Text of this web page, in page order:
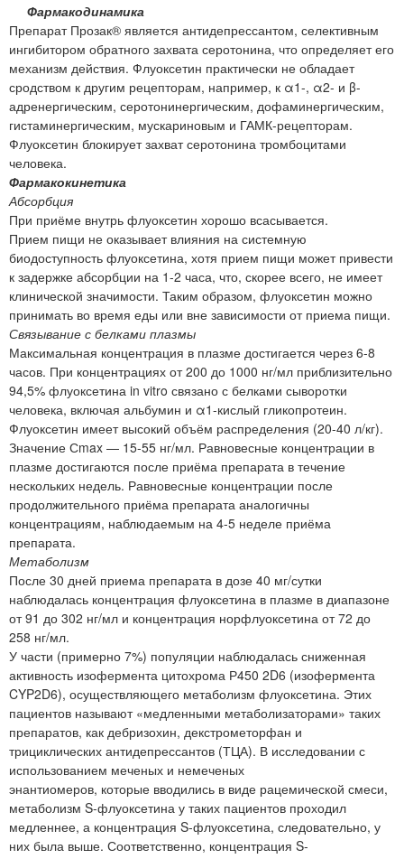
Фармакодинамика
Препарат Прозак® является антидепрессантом, селективным
ингибитором обратного захвата серотонина, что определяет его
механизм действия. Флуоксетин практически не обладает
сродством к другим рецепторам, например, к α1-, α2- и β-
адренергическим, серотонинергическим, дофаминергическим,
гистаминергическим, мускариновым и ГАМК-рецепторам.
Флуоксетин блокирует захват серотонина тромбоцитами
человека.
Фармакокинетика
Абсорбция
При приёме внутрь флуоксетин хорошо всасывается.
Прием пищи не оказывает влияния на системную
биодоступность флуоксетина, хотя прием пищи может привести
к задержке абсорбции на 1-2 часа, что, скорее всего, не имеет
клинической значимости. Таким образом, флуоксетин можно
принимать во время еды или вне зависимости от приема пищи.
Связывание с белками плазмы
Максимальная концентрация в плазме достигается через 6-8
часов. При концентрациях от 200 до 1000 нг/мл приблизительно
94,5% флуоксетина in vitro связано с белками сыворотки
человека, включая альбумин и α1-кислый гликопротеин.
Флуоксетин имеет высокий объём распределения (20-40 л/кг).
Значение Сmax — 15-55 нг/мл. Равновесные концентрации в
плазме достигаются после приёма препарата в течение
нескольких недель. Равновесные концентрации после
продолжительного приёма препарата аналогичны
концентрациям, наблюдаемым на 4-5 неделе приёма
препарата.
Метаболизм
После 30 дней приема препарата в дозе 40 мг/сутки
наблюдалась концентрация флуоксетина в плазме в диапазоне
от 91 до 302 нг/мл и концентрация норфлуоксетина от 72 до
258 нг/мл.
У части (примерно 7%) популяции наблюдалась сниженная
активность изофермента цитохрома Р450 2D6 (изофермента
CYP2D6), осуществляющего метаболизм флуоксетина. Этих
пациентов называют «медленными метаболизаторами» таких
препаратов, как дебризохин, декстрометорфан и
трициклических антидепрессантов (ТЦА). В исследовании с
использованием меченых и немеченых
энантиомеров, которые вводились в виде рацемической смеси,
метаболизм S-флуоксетина у таких пациентов проходил
медленнее, а концентрация S-флуоксетина, следовательно, у
них была выше. Соответственно, концентрация S-